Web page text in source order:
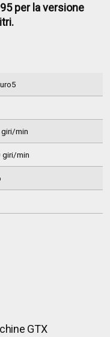
per la versione
min
giri/min
GTX